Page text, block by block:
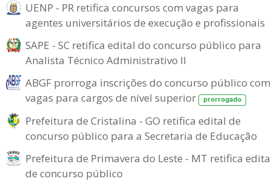
UENP - PR retifica concursos com vagas para
agentes universitários de execução e profissionais
SAPE - SC retifica edital do concurso público para
Analista Técnico Administrativo II
ABGF prorroga inscrições do concurso público com
vagas para cargos de nível superior
prorrogado
Prefeitura de Cristalina - GO retifica edital de
concurso público para a Secretaria de Educação
Prefeitura de Primavera do Leste - MT retifica
de concurso público